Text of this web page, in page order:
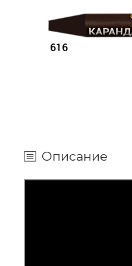
Описание